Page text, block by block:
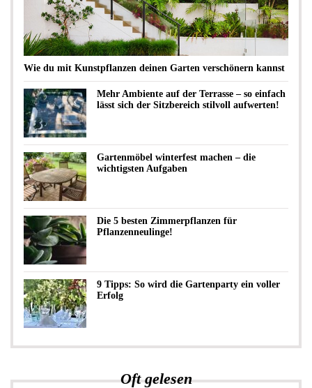
Wie du mit Kunstpflanzen deinen Garten verschönern kannst
Mehr Ambiente auf der Terrasse – so einfach
lässt sich der Sitzbereich stilvoll aufwerten!
Gartenmöbel winterfest machen – die
wichtigsten Aufgaben
Die 5 besten Zimmerpflanzen für
Pflanzenneulinge!
9 Tipps: So wird die Gartenparty ein voller
Erfolg
Oft gelesen